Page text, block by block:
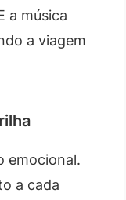
a música
a viagem
emocional.
a cada